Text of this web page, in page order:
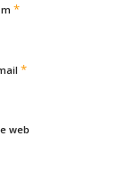
*
*
web